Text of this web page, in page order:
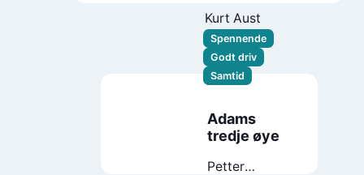
kulturquiz)
Kurt Aust
Spennende
Godt driv
Samtid
Adams
tredje øye
Petter